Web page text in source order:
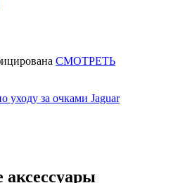
СМОТРЕТЬ
уходу за очками Jaguar